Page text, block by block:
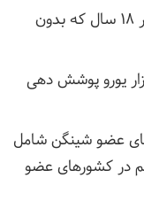
برای فرزندان زیر 18 سال که بدون
با حداقل 30 هزار یورو پوشش دهی
عضو شینگن شامل
در کشورهای عضو